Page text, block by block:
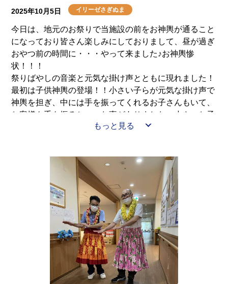
2025年10月5日 イリーゼさぎぬま
今日は、地元のお祭りで当施設の前をお神輿が通ること
になっており皆さん楽しみにしておりまして、昼が過ぎ
おやつ前の時間に・・・やって来ました♪お神輿惨
状！！！
祭りばやしの音楽と元気な掛け声とともに現れました！
最初は子供神輿の登場！！小さい子らが元気な掛け声で
神輿を担ぎ、中には手を振ってくれるお子さんもいて、
お客様も手を振るといった事がありました。小さいお子
さんは可愛いですもんね（＾＾）
中写真撮影にお祭り関係者の方が写真撮影に協力してく
れまして、お客様にとても喜ばれました。
その後は恒例のカラオケ大会で盛り上がったようです
(^^♪今日は催し盛沢山で満足していただけて良かったで
す（＾＾）それでは(^^)/
もっと見る